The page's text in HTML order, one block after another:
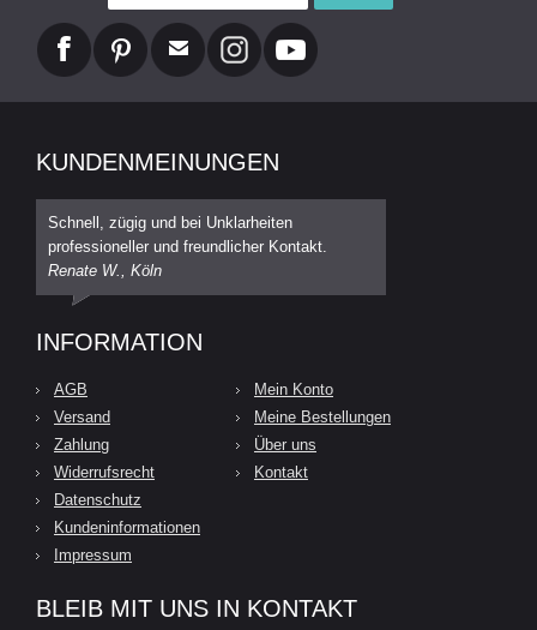
KUNDENMEINUNGEN
Schnell, zügig und bei Unklarheiten
professioneller und freundlicher Kontakt.
Renate W., Köln
INFORMATION
AGB
Versand
Zahlung
Widerrufsrecht
Datenschutz
Kundeninformationen
Impressum
Mein Konto
Meine Bestellungen
Über uns
Kontakt
BLEIB MIT UNS IN KONTAKT